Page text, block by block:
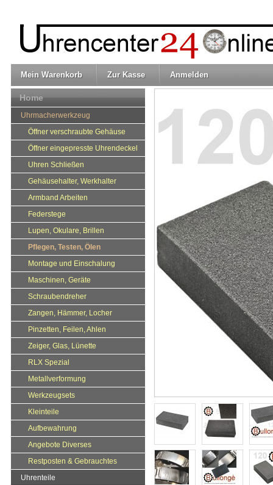
Mein Warenkorb Zur Kasse Anmelden
Home
Uhrmacherwerkzeug
Öffner verschraubte Gehäuse
Öffner eingepresste Uhrendeckel
Uhren Schließen
Gehäusehalter, Werkhalter
Armband Arbeiten
Federstege
Lupen, Okulare, Brillen
Pflegen, Testen, Ölen
Montage und Einschalung
Maschinen, Geräte
Schraubendreher
Zangen, Hämmer, Locher
Pinzetten, Feilen, Ahlen
Zeiger, Glas, Lünette
RLX Spezial
Metallverformung
Werkzeugsets
Kleinteile
Aufbewahrung
Angebote Diverses
Restposten & Gebrauchtes
Uhrenteile